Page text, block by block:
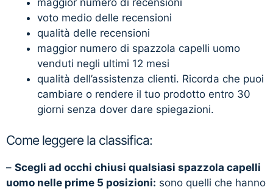
voto medio delle recensioni
qualità delle recensioni
maggior numero di spazzola capelli uomo
venduti negli ultimi 12 mesi
qualità dell’assistenza clienti. Ricorda che puoi
cambiare o rendere il tuo prodotto entro 30
giorni senza dover dare spiegazioni.
Come leggere la classifica:
– Scegli ad occhi chiusi qualsiasi spazzola capelli
uomo nelle prime 5 posizioni: sono quelli che hanno